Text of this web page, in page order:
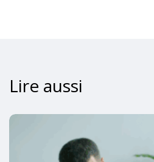
Lire aussi